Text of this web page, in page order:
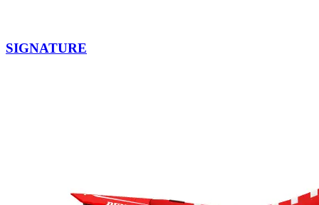
SIGNATURE